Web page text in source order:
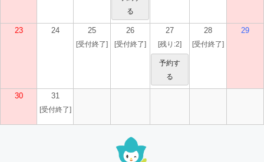
る
23 24 25
[受付終了]
26
[受付終了]
27
[残り:2]
予約す
る
28
[受付終了]
29
30 31
[受付終了]